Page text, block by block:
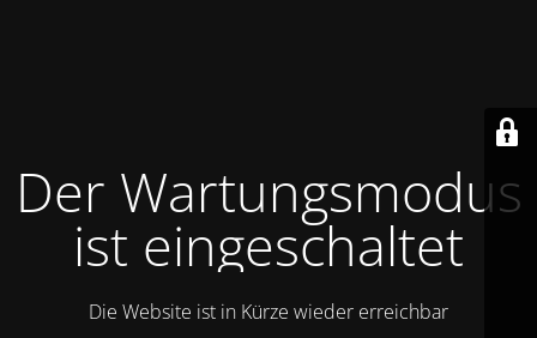
Der Wartungsmodus
ist eingeschaltet
Die Website ist in Kürze wieder erreichbar